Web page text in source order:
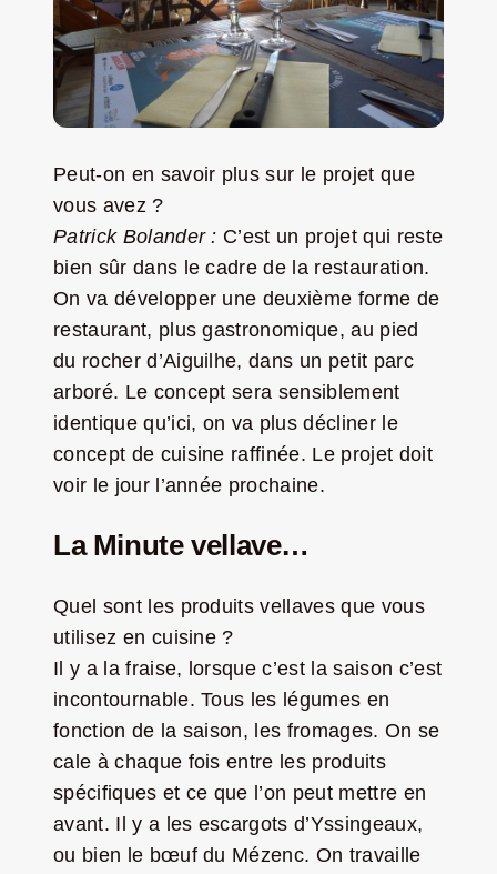
Peut-on en savoir plus sur le projet que
vous avez ?
Patrick Bolander : C’est un projet qui reste
bien sûr dans le cadre de la restauration.
On va développer une deuxième forme de
restaurant, plus gastronomique, au pied
du rocher d’Aiguilhe, dans un petit parc
arboré. Le concept sera sensiblement
identique qu’ici, on va plus décliner le
concept de cuisine raffinée. Le projet doit
voir le jour l’année prochaine.
La Minute vellave…
Quel sont les produits vellaves que vous
utilisez en cuisine ?
Il y a la fraise, lorsque c’est la saison c’est
incontournable. Tous les légumes en
fonction de la saison, les fromages. On se
cale à chaque fois entre les produits
spécifiques et ce que l’on peut mettre en
avant. Il y a les escargots d’Yssingeaux,
ou bien le bœuf du Mézenc. On travaille